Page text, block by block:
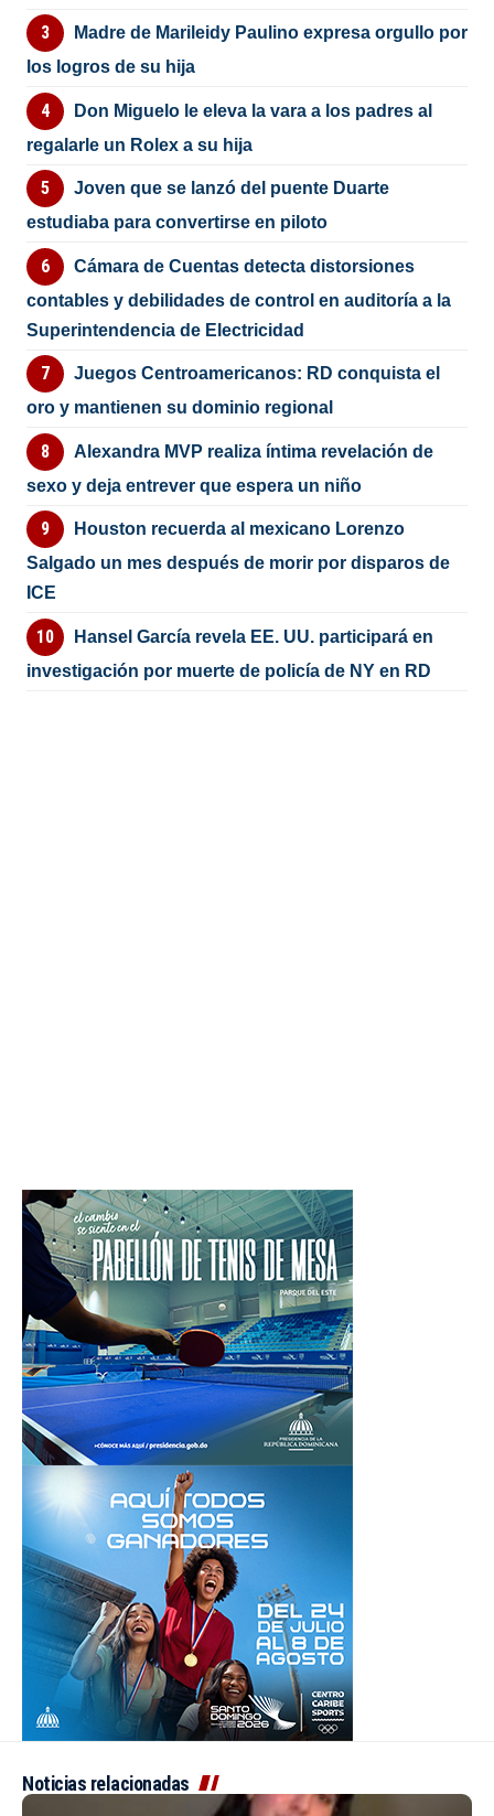
Madre de Marileidy Paulino expresa orgullo por
los logros de su hija
Don Miguelo le eleva la vara a los padres al
regalarle un Rolex a su hija
Joven que se lanzó del puente Duarte
estudiaba para convertirse en piloto
Cámara de Cuentas detecta distorsiones
contables y debilidades de control en auditoría a la
Superintendencia de Electricidad
Juegos Centroamericanos: RD conquista el
oro y mantienen su dominio regional
Alexandra MVP realiza íntima revelación de
sexo y deja entrever que espera un niño
Houston recuerda al mexicano Lorenzo
Salgado un mes después de morir por disparos de
ICE
Hansel García revela EE. UU. participará en
investigación por muerte de policía de NY en RD
Noticias relacionadas